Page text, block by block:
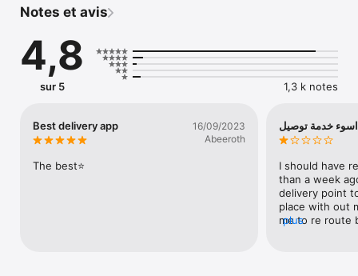
Notes et avis
4,8
sur 5 1,3 k notes
Best delivery app
16/09/2023
Abeeroth
The best⭐️
اسوء خدمة توصيل
I should have
than a week
delivery point
place with out
me to re route
plus